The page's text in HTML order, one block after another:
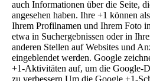
auch Informationen über die Seite,
angesehen haben. Ihre +1 können
Ihrem Profilnamen und Ihrem Foto
etwa in Suchergebnissen oder in
anderen Stellen auf Websites und
eingeblendet werden. Google
+1-Aktivitäten auf, um die Google-
zu verbessern.Um die Google +1-